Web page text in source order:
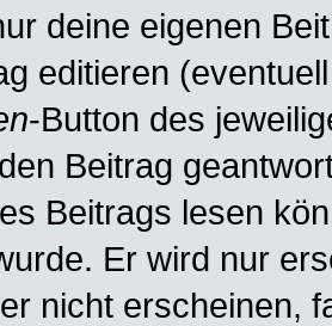
deine eigenen
editieren
-Button des
Beitrag
Beitrags lesen
Er wird nur
nicht erscheinen,